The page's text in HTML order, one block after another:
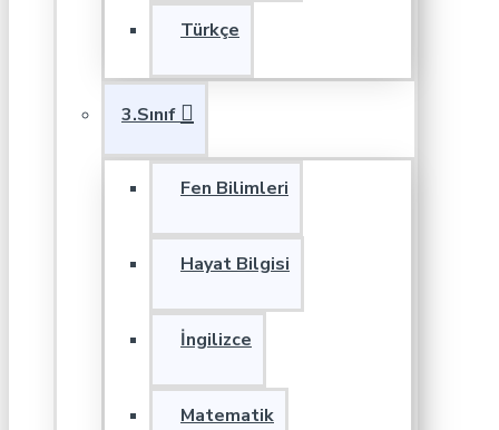
Türkçe
3.Sınıf
Fen Bilimleri
Hayat Bilgisi
İngilizce
Matematik